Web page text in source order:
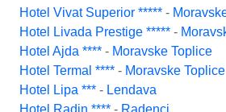
Hotel Vivat Superior ***** -
Hotel Livada Prestige ***** -
Hotel Ajda **** - Moravske Toplice
Hotel Termal **** - Moravske Toplice
Hotel Lipa *** - Lendava
Hotel Radin **** - Radenci